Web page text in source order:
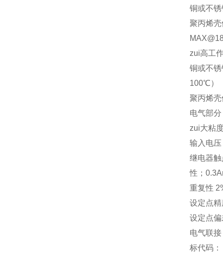
铜或不
聚丙烯
zui高工
铜或不
100℃）
聚丙烯
电气部
zui大粘
输入电
继电器
性；
重复性
设定点
设定点偏
电气联
标代码：